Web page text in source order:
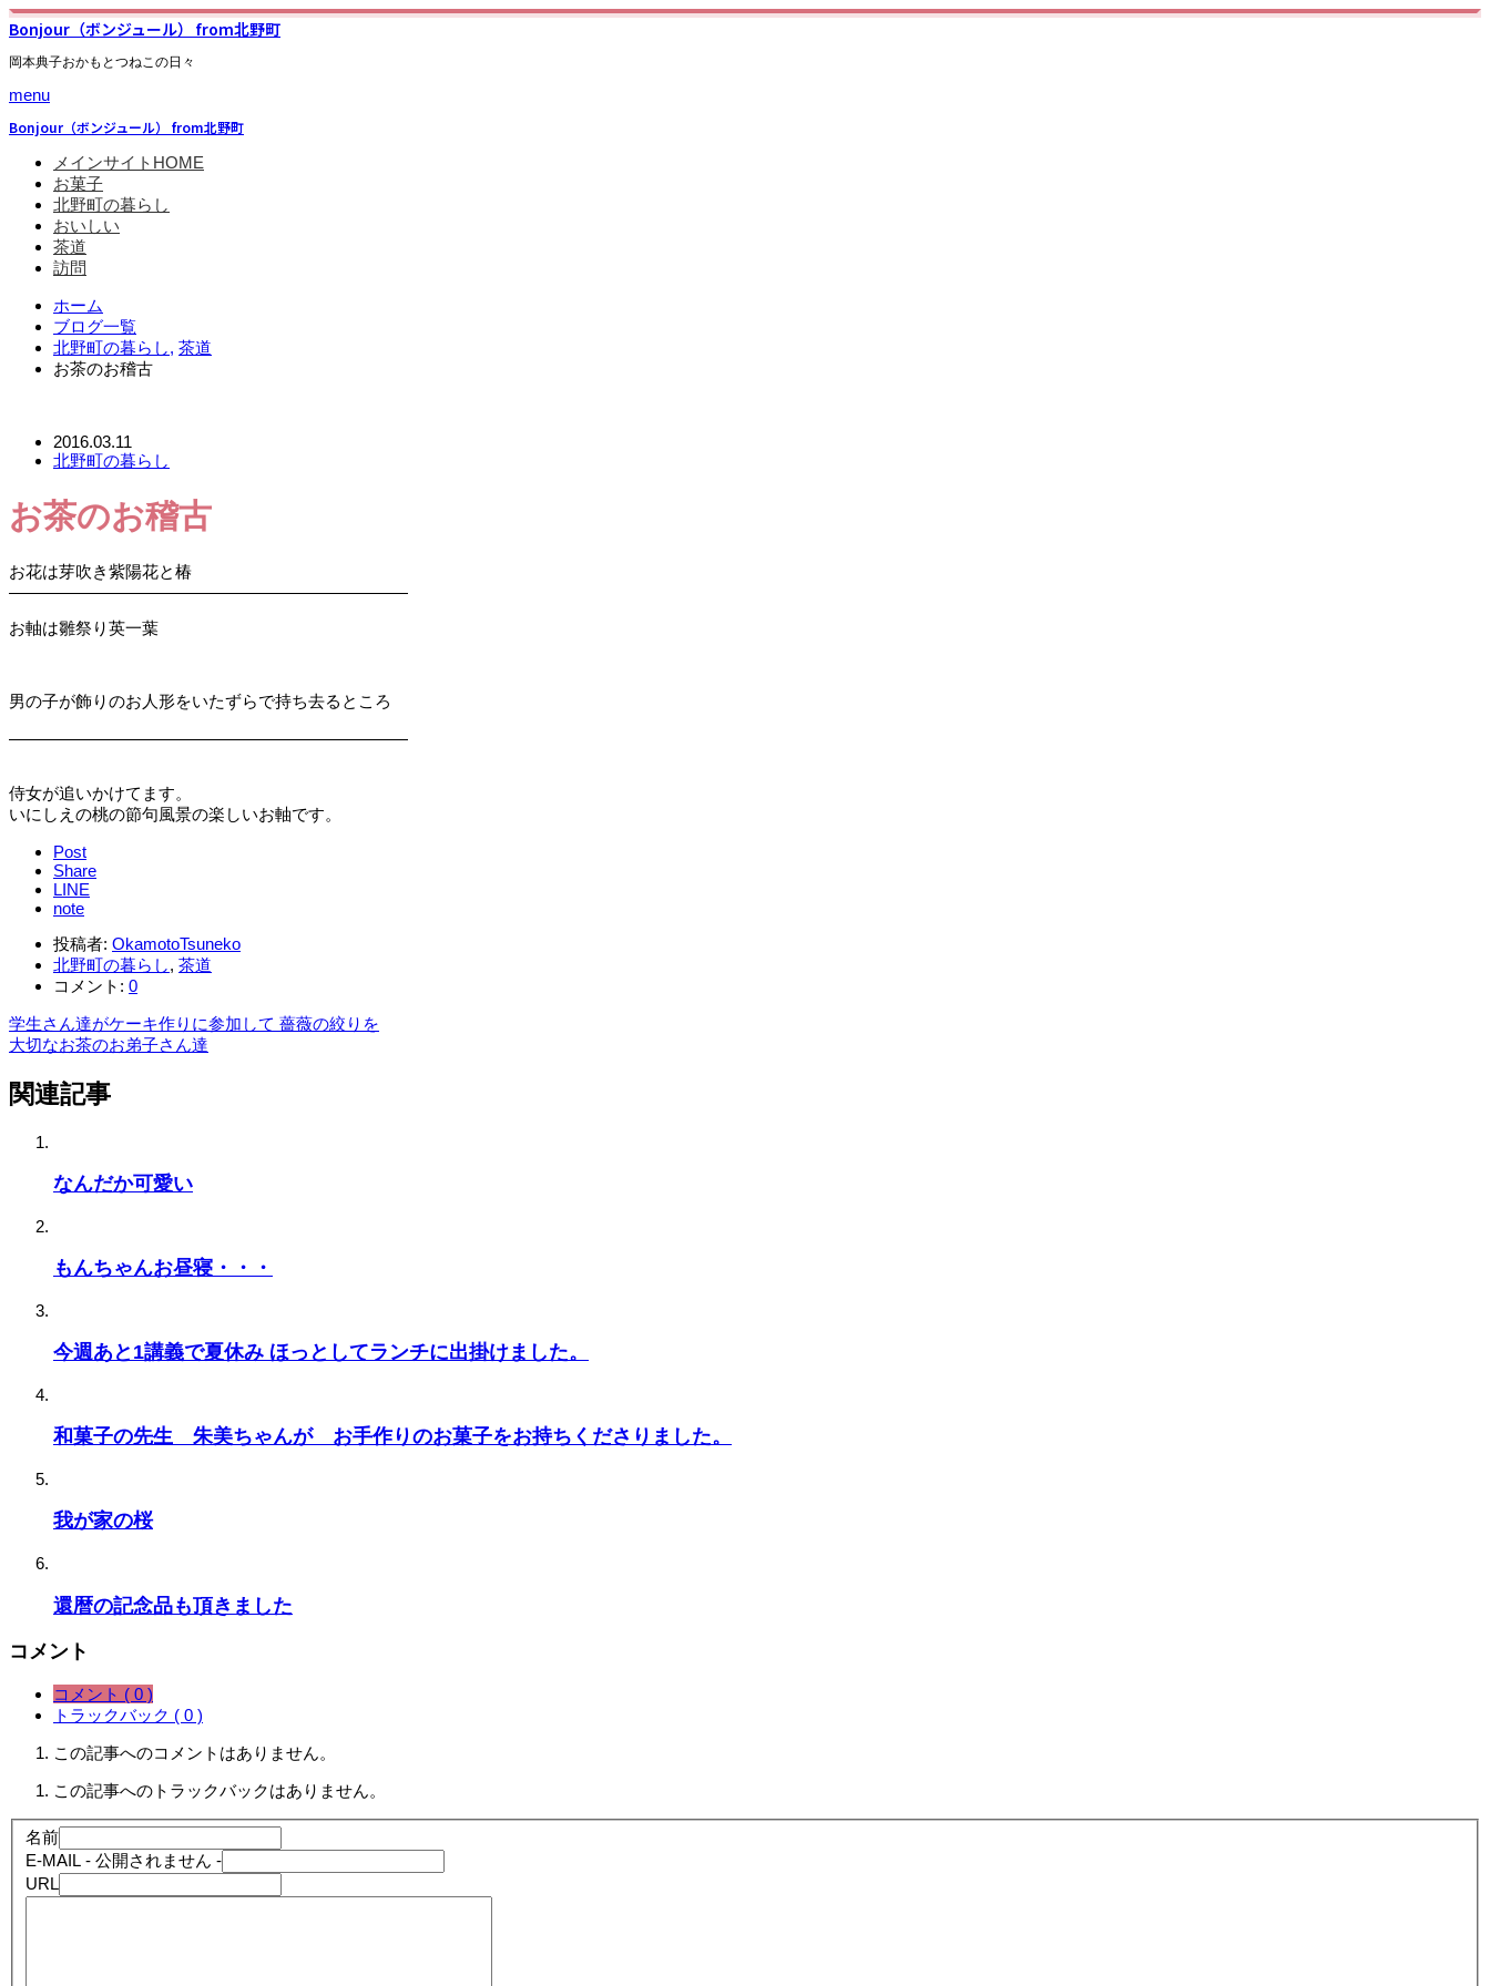
Bonjour（ボンジュール） from北野町
岡本典子おかもとつねこの日々
menu
Bonjour（ボンジュール） from北野町
メインサイトHOME
お菓子
北野町の暮らし
おいしい
茶道
訪問
ホーム
ブログ一覧
北野町の暮らし, 茶道
お茶のお稽古
2016.03.11
北野町の暮らし
お茶のお稽古
お花は芽吹き紫陽花と椿
————————————————————————
お軸は雛祭り英一葉
男の子が飾りのお人形をいたずらで持ち去るところ
————————————————————————
侍女が追いかけてます。
いにしえの桃の節句風景の楽しいお軸です。
Post
Share
LINE
note
投稿者: OkamotoTsuneko
北野町の暮らし, 茶道
コメント: 0
学生さん達がケーキ作りに参加して 薔薇の絞りを
大切なお茶のお弟子さん達
関連記事
なんだか可愛い
もんちゃんお昼寝・・・
今週あと1講義で夏休み ほっとしてランチに出掛けました。
和菓子の先生 朱美ちゃんが お手作りのお菓子をお持ちくださりました。
我が家の桜
還暦の記念品も頂きました
コメント
コメント ( 0 )
トラックバック ( 0 )
この記事へのコメントはありません。
この記事へのトラックバックはありません。
名前
E-MAIL - 公開されません -
URL